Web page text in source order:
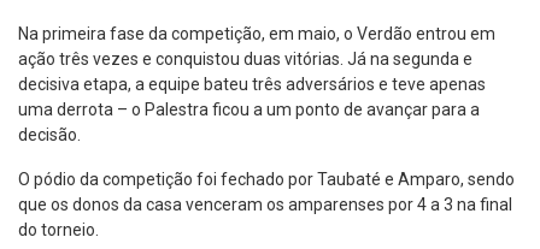
Na primeira fase da competição, em maio, o Verdão entrou em
ação três vezes e conquistou duas vitórias. Já na segunda e
decisiva etapa, a equipe bateu três adversários e teve apenas
uma derrota – o Palestra ficou a um ponto de avançar para a
decisão.
O pódio da competição foi fechado por Taubaté e Amparo, sendo
que os donos da casa venceram os amparenses por 4 a 3 na final
do torneio.